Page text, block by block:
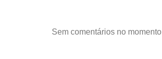
Sem comentários no momento